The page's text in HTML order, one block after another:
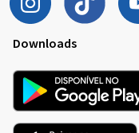
Downloads